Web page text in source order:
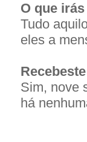
O que
Tudo
eles a
Sim, nove
há